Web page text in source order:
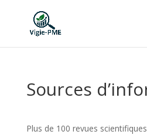
Sources
Plus de 100 revues